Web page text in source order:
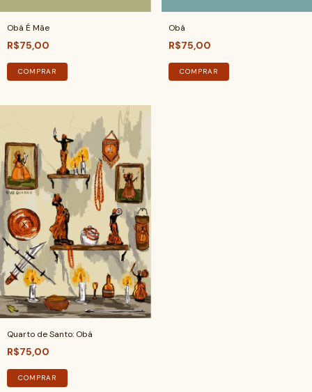
Obá É Mãe
R$75,00
COMPRAR
Obá
R$75,00
COMPRAR
Quarto de Santo: Obá
R$75,00
COMPRAR